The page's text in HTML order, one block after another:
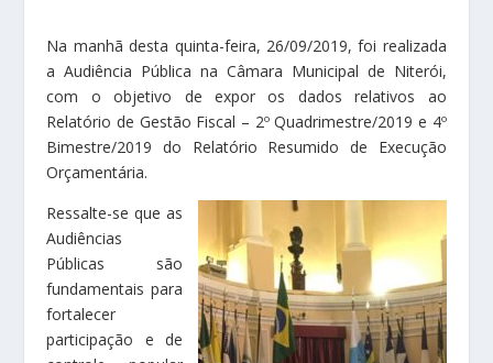
Na manhã desta quinta-feira, 26/09/2019, foi realizada
a Audiência Pública na Câmara Municipal de Niterói,
com o objetivo de expor os dados relativos ao
Relatório de Gestão Fiscal – 2º Quadrimestre/2019 e 4º
Bimestre/2019 do Relatório Resumido de Execução
Orçamentária.
Ressalte-se que as
Audiências
Públicas são
fundamentais para
fortalecer
participação e de